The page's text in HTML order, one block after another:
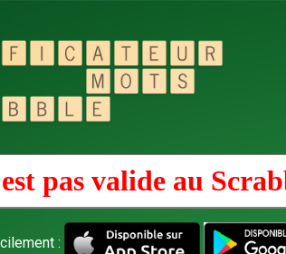
pas valide au
: